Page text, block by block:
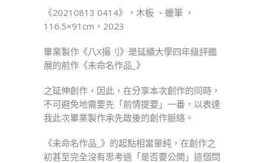
《20210813 0414》，木板 、蠟筆 ，
116.5×91cm，2023
畢業製作《八X撮刂》是延續大學四年級評鑑
展的前作《未命名作品_》
之延伸創作，因此，在分享本次創作的同時，
不可避免地需要先「前情提要」一番，以表達
我此次畢業製作承先啟後的創作脈絡。
《未命名作品_》的起點相當單純，在創作之
初甚至完全沒有思考過「是否要公開」這個問